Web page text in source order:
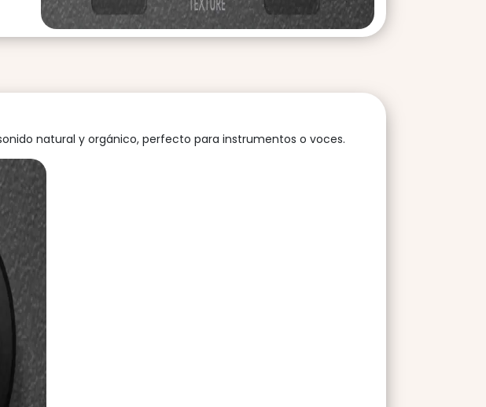
natural y orgánico, perfecto para instrumentos o voces.